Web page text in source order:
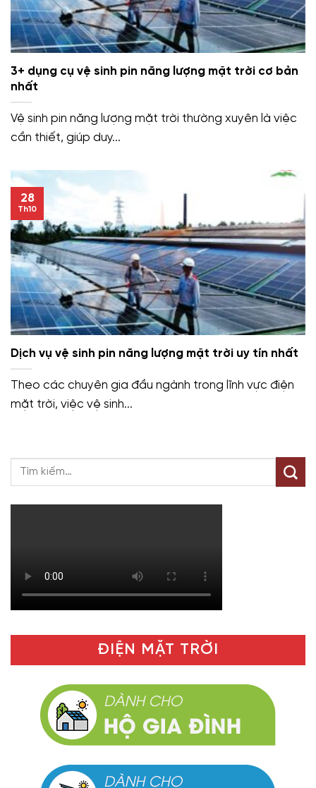
3+ dụng cụ vệ sinh pin năng lượng mặt trời cơ bản
nhất
Vệ sinh pin năng lượng mặt trời thường xuyên là việc
cần thiết, giúp duy...
Dịch vụ vệ sinh pin năng lượng mặt trời uy tín nhất
Theo các chuyên gia đầu ngành trong lĩnh vực điện
mặt trời, việc vệ sinh...
28
Th10
ĐIỆN MẶT TRỜI